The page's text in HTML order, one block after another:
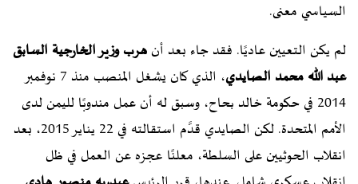
السياسي معنى.
لم يكن التعيين عاديًا. فقد جاء بعد أن هرب وزير الخارجية السابق
عبد الله محمد الصايدي
، الذي كان يشغل المنصب منذ 7 نوفمبر
2014 في حكومة خالد بحاح، وسبق له أن عمل مندوبًا لليمن لدى
الأمم المتحدة. لكن الصايدي قدَّم استقالته في 22 يناير 2015، بعد
انقلاب الحوثيين على السلطة، معلنًا عجزه عن العمل في ظل